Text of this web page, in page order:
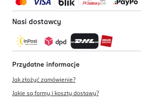
Nasi dostawcy
Przydatne informacje
Jak złożyć zamówienie?
Jakie są formy i koszty dostawy?